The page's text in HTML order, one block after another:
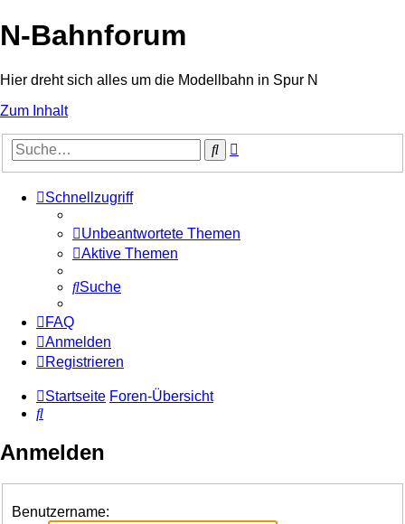
N-Bahnforum
Hier dreht sich alles um die Modellbahn in Spur N
Zum Inhalt
Suche
Schnellzugriff
Unbeantwortete Themen
Aktive Themen
Suche
FAQ
Anmelden
Registrieren
Startseite Foren-Übersicht
Suche
Anmelden
Benutzername: